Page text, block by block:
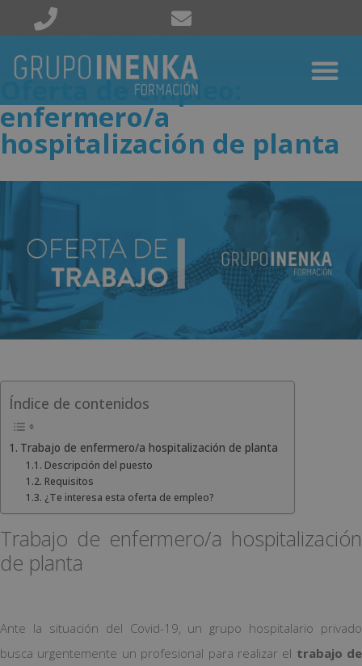
Oferta de empleo:
enfermero/a
hospitalización de planta
Índice de contenidos
Trabajo de enfermero/a hospitalización de planta
Descripción del puesto
Requisitos
¿Te interesa esta oferta de empleo?
Trabajo de enfermero/a hospitalización
de planta
Ante la situación del Covid-19, un grupo hospitalario privado
busca urgentemente un profesional para realizar el trabajo de